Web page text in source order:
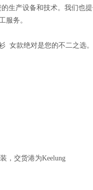
生产设备和技术。我们也
服务。
女款绝对是您的不二之选
，交货港为Keelung